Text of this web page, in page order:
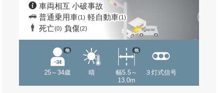
車両相互 小破事故
普通乗用車(1) 軽自動車(1)
死亡(0) 負傷(2)
25～34歳
他
晴
幅5.5～
13.0m
他
３灯式信号